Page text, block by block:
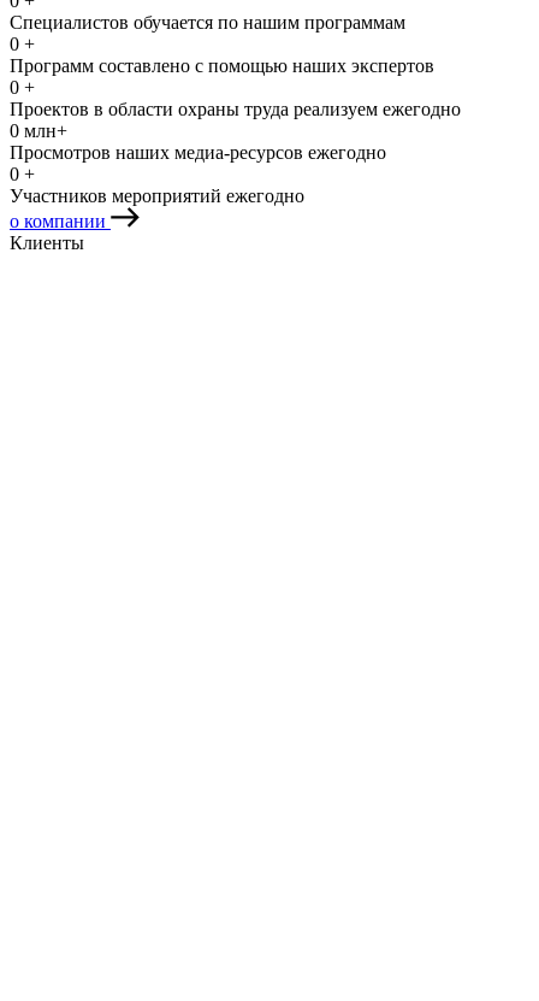
Специалистов обучается по нашим программам
0 +
Программ составлено с помощью наших экспертов
0 +
Проектов в области охраны труда реализуем ежегодно
0 млн+
Просмотров наших медиа-ресурсов ежегодно
0 +
Участников мероприятий ежегодно
о компании
Клиенты